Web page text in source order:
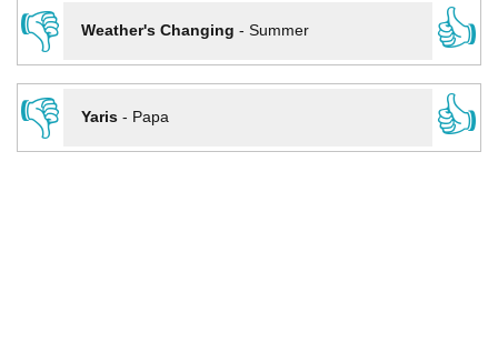
👎
Weather's Changing - Summer
👍
👎
Yaris- Papa 👍